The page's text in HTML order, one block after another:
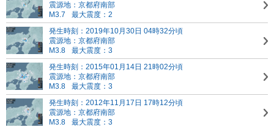
震源地：京都府南部
M3.7
最大震度：2
発生時刻：2019年10月30日 04時32分頃
震源地：京都府南部
M3.8
最大震度：3
発生時刻：2015年01月14日 21時02分頃
震源地：京都府南部
M3.8
最大震度：3
発生時刻：2012年11月17日 17時12分頃
震源地：京都府南部
M3.8
最大震度：3